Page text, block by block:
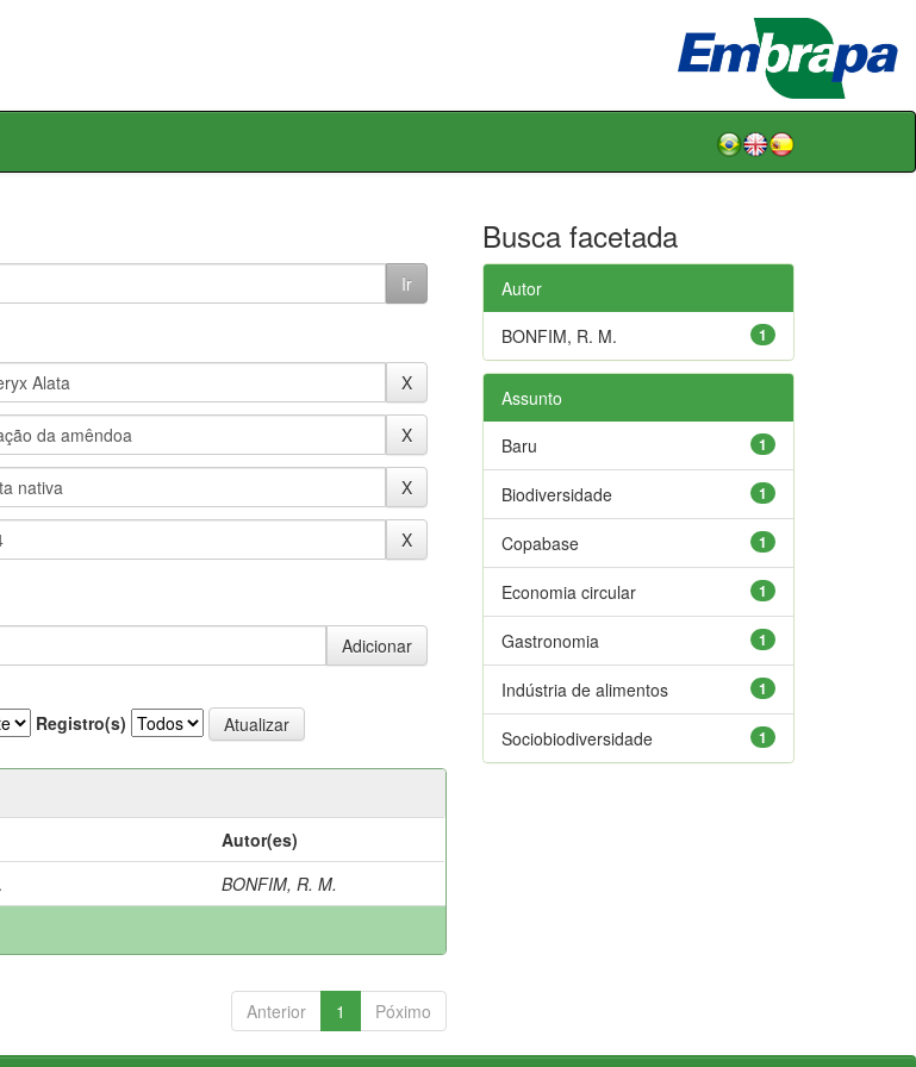
Registro(s)
Autor(es)
BONFIM, R. M.
Anterior 1 Póximo
Busca facetada
Autor
1
BONFIM, R. M.
Assunto
1
Baru
1
Biodiversidade
1
Copabase
1
Economia circular
1
Gastronomia
1
Indústria de alimentos
1
Sociobiodiversidade